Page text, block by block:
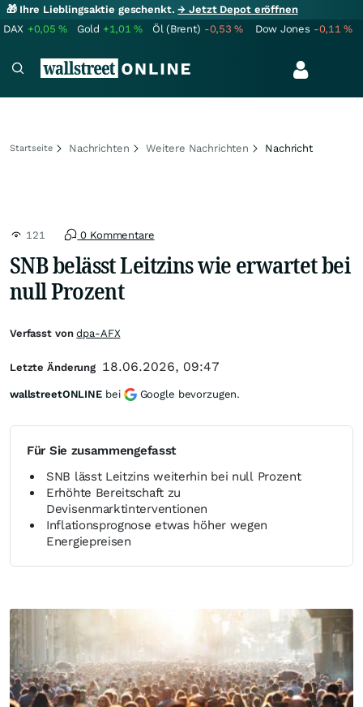
🎁 Ihre Lieblingsaktie geschenkt.→ Jetzt Depot eröffnen
DAX +0,05% Gold +1,01% Öl (Brent) -0,53% Dow Jones -0,11%
Startseite Nachrichten Weitere Nachrichten Nachricht
121 0 Kommentare
SNB belässt Leitzins wie erwartet bei
null Prozent
Für Sie zusammengefasst
SNB lässt Leitzins weiterhin bei null Prozent
Erhöhte Bereitschaft zu
Devisenmarktinterventionen
Inflationsprognose etwas höher wegen
Energiepreisen
Verfasst vondpa-AFX
Letzte Änderung 18.06.2026, 09:47
wallstreetONLINE bei Google bevorzugen.